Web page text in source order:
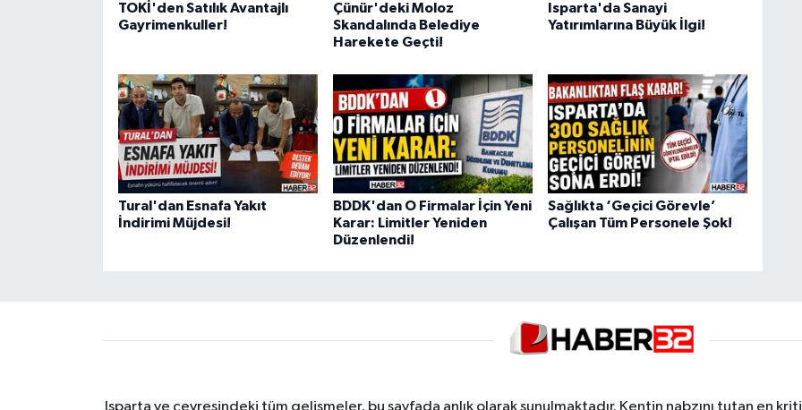
TOKİ'den Satılık Avantajlı
Gayrimenkuller!
Çünür'deki Moloz
Skandalında Belediye
Harekete Geçti!
Isparta'da Sanayi
Yatırımlarına Büyük İlgi!
Tural'dan Esnafa Yakıt
İndirimi Müjdesi!
BDDK'dan O Firmalar İçin Yeni
Karar: Limitler Yeniden
Düzenlendi!
Sağlıkta ‘Geçici Görevle’
Çalışan Tüm Personele Şok!
Isparta ve çevresindeki tüm gelişmeler, bu sayfada anlık olarak sunulmaktadır. Kentin nabzını tutan en